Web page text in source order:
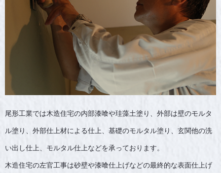
尾形工業では木造住宅の内部漆喰や珪藻土塗り、外部は壁のモルタ
ル塗り、外部仕上材による仕上、基礎のモルタル塗り、玄関他の洗
い出し仕上、モルタル仕上などを承っております。
木造住宅の左官工事は砂壁や漆喰仕上げなどの最終的な表面仕上げ